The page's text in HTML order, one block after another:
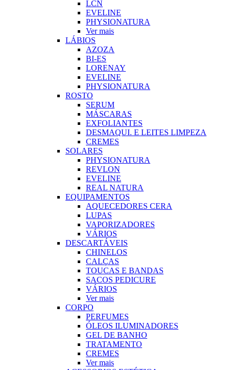
LCN
EVELINE
PHYSIONATURA
Ver mais
LÁBIOS
AZOZA
BI-ES
LORENAY
EVELINE
PHYSIONATURA
ROSTO
SERUM
MÁSCARAS
EXFOLIANTES
DESMAQUI. E LEITES LIMPEZA
CREMES
SOLARES
PHYSIONATURA
REVLON
EVELINE
REAL NATURA
EQUIPAMENTOS
AQUECEDORES CERA
LUPAS
VAPORIZADORES
VÁRIOS
DESCARTÁVEIS
CHINELOS
CALÇAS
TOUCAS E BANDAS
SACOS PEDICURE
VÁRIOS
Ver mais
CORPO
PERFUMES
ÓLEOS ILUMINADORES
GEL DE BANHO
TRATAMENTO
CREMES
Ver mais